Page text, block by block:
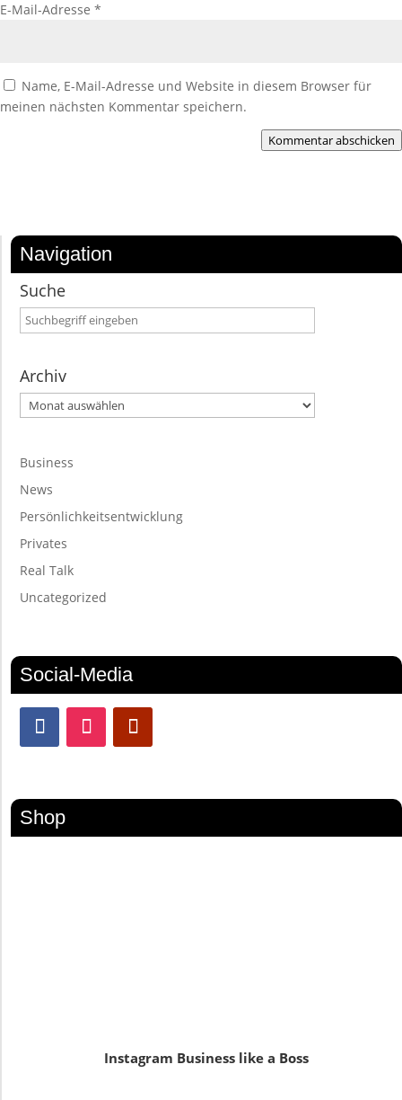
E-Mail-Adresse *
Name, E-Mail-Adresse und Website in diesem Browser für
meinen nächsten Kommentar speichern.
Kommentar abschicken
Navigation
Suche
Archiv
Archiv
Business
News
Persönlichkeitsentwicklung
Privates
Real Talk
Uncategorized
Social-Media
Shop
Instagram Business like a Boss